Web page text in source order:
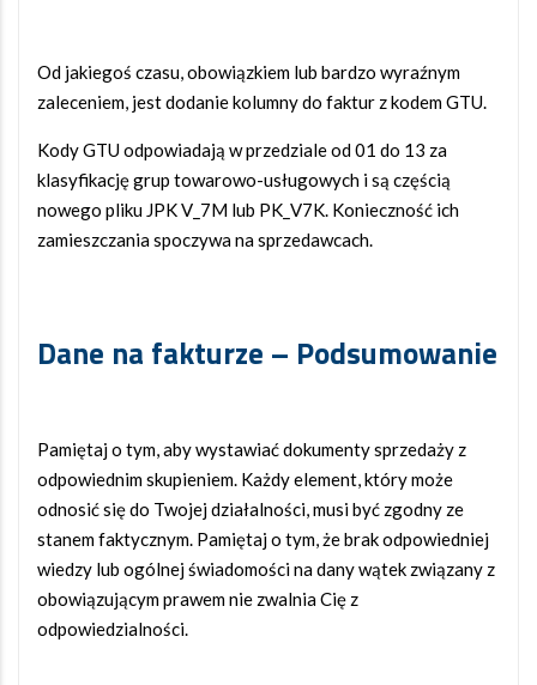
Od jakiegoś czasu, obowiązkiem lub bardzo wyraźnym
zaleceniem, jest dodanie kolumny do faktur z kodem GTU.
Kody GTU odpowiadają w przedziale od 01 do 13 za
klasyfikację grup towarowo-usługowych i są częścią
nowego pliku JPK V_7M lub PK_V7K. Konieczność ich
zamieszczania spoczywa na sprzedawcach.
Dane na fakturze – Podsumowanie
Pamiętaj o tym, aby wystawiać dokumenty sprzedaży z
odpowiednim skupieniem. Każdy element, który może
odnosić się do Twojej działalności, musi być zgodny ze
stanem faktycznym. Pamiętaj o tym, że brak odpowiedniej
wiedzy lub ogólnej świadomości na dany wątek związany z
obowiązującym prawem nie zwalnia Cię z
odpowiedzialności.